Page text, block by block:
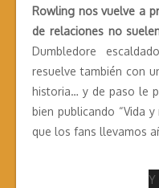
Rowling nos vuelve a
de relaciones no
Dumbledore
resuelve también con
historia… y de paso le
bien publicando “Vida
que los fans llevamos
Y